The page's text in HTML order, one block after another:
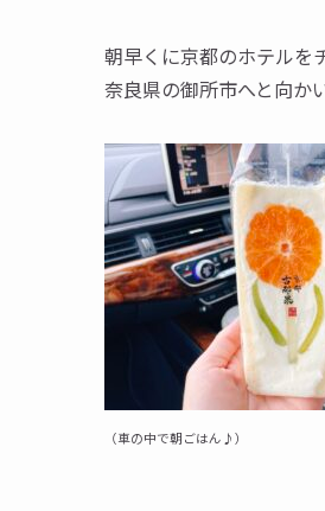
朝早くに京都のホテルを
奈良県の御所市へと向か
（車の中で朝ごはん ♪ ）